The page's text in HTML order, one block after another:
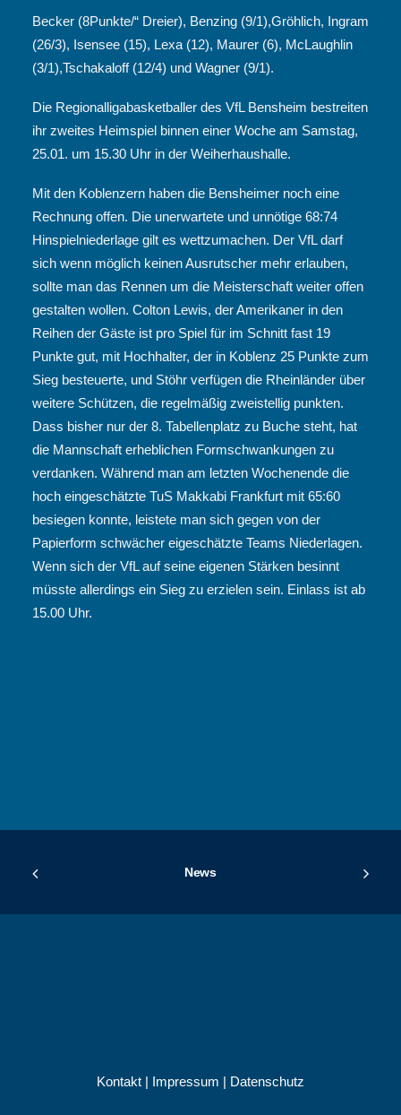
Becker (8Punkte/“ Dreier), Benzing (9/1),Gröhlich, Ingram
(26/3), Isensee (15), Lexa (12), Maurer (6), McLaughlin
(3/1),Tschakaloff (12/4) und Wagner (9/1).
Die Regionalligabasketballer des VfL Bensheim bestreiten
ihr zweites Heimspiel binnen einer Woche am Samstag,
25.01. um 15.30 Uhr in der Weiherhaushalle.
Mit den Koblenzern haben die Bensheimer noch eine
Rechnung offen. Die unerwartete und unnötige 68:74
Hinspielniederlage gilt es wettzumachen. Der VfL darf
sich wenn möglich keinen Ausrutscher mehr erlauben,
sollte man das Rennen um die Meisterschaft weiter offen
gestalten wollen. Colton Lewis, der Amerikaner in den
Reihen der Gäste ist pro Spiel für im Schnitt fast 19
Punkte gut, mit Hochhalter, der in Koblenz 25 Punkte zum
Sieg besteuerte, und Stöhr verfügen die Rheinländer über
weitere Schützen, die regelmäßig zweistellig punkten.
Dass bisher nur der 8. Tabellenplatz zu Buche steht, hat
die Mannschaft erheblichen Formschwankungen zu
verdanken. Während man am letzten Wochenende die
hoch eingeschätzte TuS Makkabi Frankfurt mit 65:60
besiegen konnte, leistete man sich gegen von der
Papierform schwächer eigeschätzte Teams Niederlagen.
Wenn sich der VfL auf seine eigenen Stärken besinnt
müsste allerdings ein Sieg zu erzielen sein. Einlass ist ab
15.00 Uhr.
News
Kontakt | Impressum | Datenschutz